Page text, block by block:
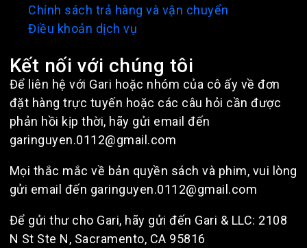
Chính sách trả hàng và vận chuyển
Điều khoản dịch vụ
Kết nối với chúng tôi
Để liên hệ với Gari hoặc nhóm của cô ấy về đơn
đặt hàng trực tuyến hoặc các câu hỏi cần được
phản hồi kịp thời, hãy gửi email đến
garinguyen.0112@gmail.com
Mọi thắc mắc về bản quyền sách và phim, vui lòng
gửi email đến garinguyen.0112@gmail.com
Để gửi thư cho Gari, hãy gửi đến Gari & LLC: 2108
N St Ste N, Sacramento, CA 95816